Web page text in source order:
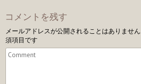
コメントを残す
メールアドレスが公開されることはありません
須項目です